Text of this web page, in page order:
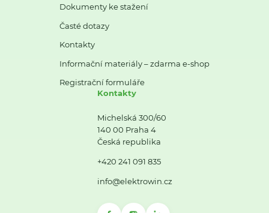
Dokumenty ke stažení
Časté dotazy
Kontakty
Informační materiály – zdarma e-shop
Registrační formuláře
Kontakty
Michelská 300/60
140 00 Praha 4
Česká republika
+420 241 091 835
info@elektrowin.cz